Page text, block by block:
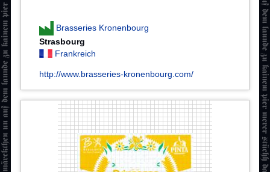
Brasseries Kronenbourg
Strasbourg
Frankreich
http://www.brasseries-kronenbourg.com/